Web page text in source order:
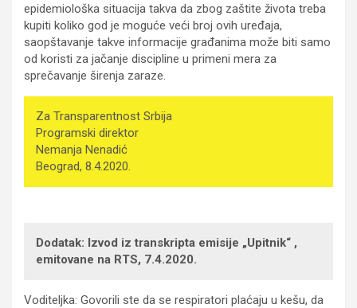
epidemiološka situacija takva da zbog zaštite života treba
kupiti koliko god je moguće veći broj ovih uređaja,
saopštavanje takve informacije građanima može biti samo
od koristi za jačanje discipline u primeni mera za
sprečavanje širenja zaraze.
Za Transparentnost Srbija
Programski direktor
Nemanja Nenadić
Beograd, 8.4.2020.
Dodatak: Izvod iz transkripta emisije „Upitnik“ ,
emitovane na RTS, 7.4.2020.
Voditeljka: Govorili ste da se respiratori plaćaju u kešu, da